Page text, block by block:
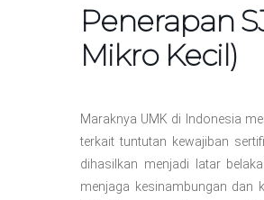
Penerapan
Mikro Kecil)
Maraknya UMK di Indonesia
terkait tuntutan kewajiban
dihasilkan menjadi latar
menjaga kesinambungan dan